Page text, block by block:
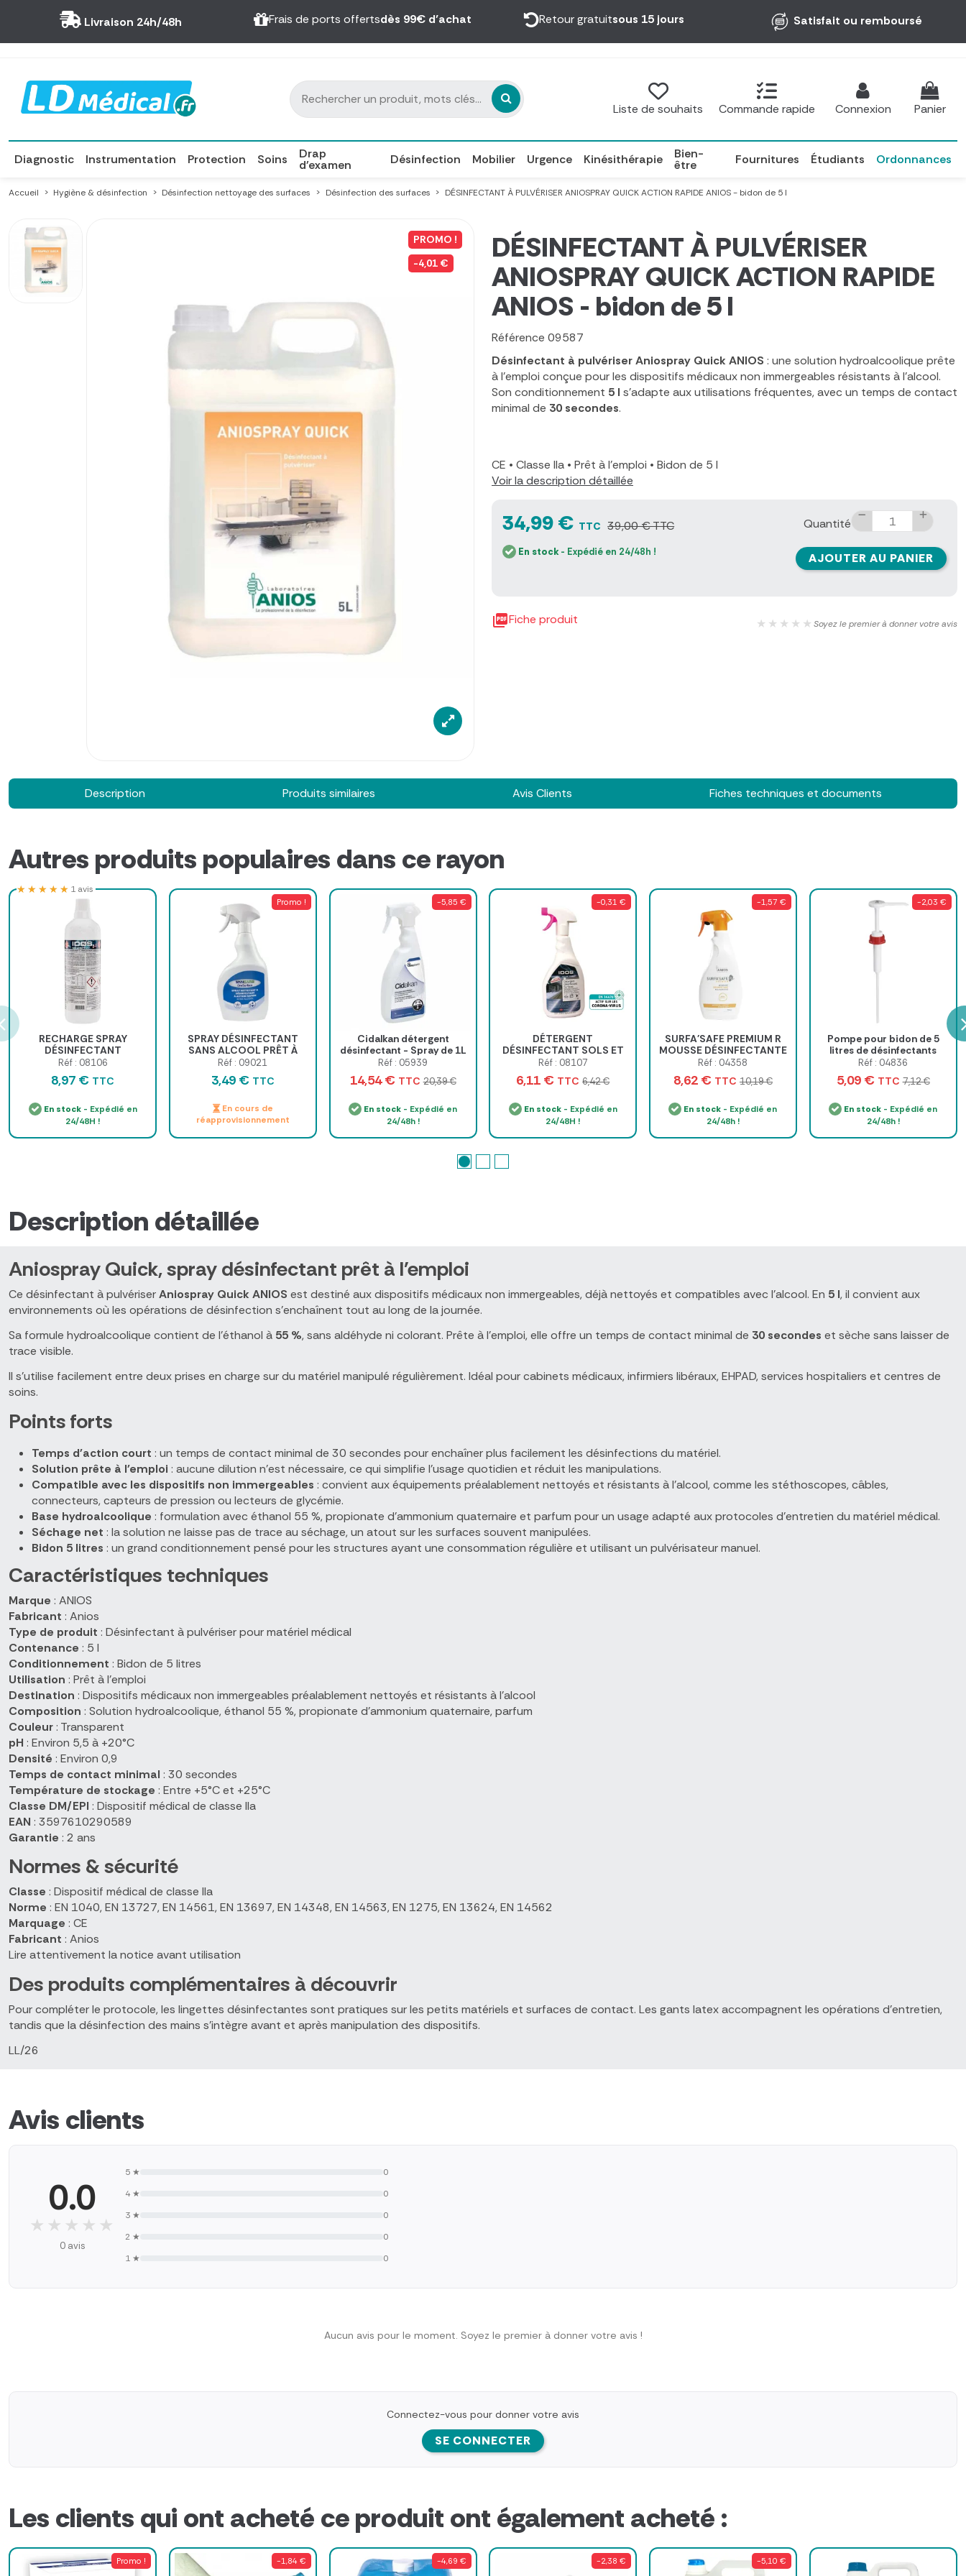
Livraison 24h/48h Frais de ports offertsdès 99€ d’achat Retour gratuitsous 15 jours Satisfait ou remboursé
Liste de souhaits Commande rapide Connexion Panier
Diagnostic Instrumentation Protection Soins Drap
d'examen Désinfection Mobilier Urgence Kinésithérapie Bien-
être Fournitures Étudiants Ordonnances
Accueil Hygiène & désinfection Désinfection nettoyage des surfaces Désinfection des surfaces DÉSINFECTANT À PULVÉRISER ANIOSPRAY QUICK ACTION RAPIDE ANIOS - bidon de 5 l
PROMO !
-4,01 €
DÉSINFECTANT À PULVÉRISER
ANIOSPRAY QUICK ACTION RAPIDE
ANIOS - bidon de 5 l
Référence 09587
Désinfectant à pulvériser Aniospray Quick ANIOS : une solution hydroalcoolique prête
à l'emploi conçue pour les dispositifs médicaux non immergeables résistants à l'alcool.
Son conditionnement 5 l s'adapte aux utilisations fréquentes, avec un temps de contact
minimal de 30 secondes.
CE • Classe IIa • Prêt à l'emploi • Bidon de 5 l
Voir la description détaillée
34,99 € TTC 39,00 € TTC
En stock- Expédié en 24/48h !
Quantité
AJOUTER AU PANIER
Fiche produit ★★★★★ Soyez le premier à donner votre avis
Description Produits similaires Avis Clients Fiches techniques et documents
Autres produits populaires dans ce rayon
RECHARGE SPRAY
DÉSINFECTANT
MEDISPRAY PRÊT À
L'EMPLOI - 1 l
Réf : 08106
★★★★★
★★★★★ 1 avis
8,97 € TTC
En stock- Expédié en
24/48H !
Promo !
SPRAY DÉSINFECTANT
SANS ALCOOL PRÊT À
L'EMPLOI - 750 ml
Réf : 09021
3,49 € TTC
En cours de
réapprovisionnement
-5,85 €
Cidalkan détergent
désinfectant - Spray de 1L
Réf : 05939
14,54 € TTC 20,39 €
En stock - Expédié en
24/48h !
-0,31 €
DÉTERGENT
DÉSINFECTANT SOLS ET
SURFACES PRÊT À
L'EMPLOI IDOS - 750 ml
Réf : 08107
6,11 € TTC 6,42 €
En stock- Expédié en
24/48H !
-1,57 €
SURFA'SAFE PREMIUM R
MOUSSE DÉSINFECTANTE
SURFACES ANIOS - flacon
de 750 ml
Réf : 04358
8,62 € TTC 10,19 €
En stock - Expédié en
24/48h !
-2,03 €
Pompe pour bidon de 5
litres de désinfectants
Anios
Réf : 04836
5,09 € TTC 7,12 €
En stock - Expédié en
24/48h !
Description détaillée
Aniospray Quick, spray désinfectant prêt à l'emploi
Ce désinfectant à pulvériserAniospray Quick ANIOS est destiné aux dispositifs médicaux non immergeables, déjà nettoyés et compatibles avec l'alcool. En 5 l, il convient aux
environnements où les opérations de désinfection s'enchaînent tout au long de la journée.
Sa formule hydroalcoolique contient de l'éthanol à 55 %, sans aldéhyde ni colorant. Prête à l'emploi, elle offre un temps de contact minimal de 30 secondes et sèche sans laisser de
trace visible.
Il s'utilise facilement entre deux prises en charge sur du matériel manipulé régulièrement. Idéal pour cabinets médicaux, infirmiers libéraux, EHPAD, services hospitaliers et centres de
soins.
Points forts
Temps d'action court : un temps de contact minimal de 30 secondes pour enchaîner plus facilement les désinfections du matériel.
Solution prête à l'emploi : aucune dilution n'est nécessaire, ce qui simplifie l'usage quotidien et réduit les manipulations.
Compatible avec les dispositifs non immergeables : convient aux équipements préalablement nettoyés et résistants à l'alcool, comme les stéthoscopes, câbles,
connecteurs, capteurs de pression ou lecteurs de glycémie.
Base hydroalcoolique : formulation avec éthanol 55 %, propionate d'ammonium quaternaire et parfum pour un usage adapté aux protocoles d'entretien du matériel médical.
Séchage net : la solution ne laisse pas de trace au séchage, un atout sur les surfaces souvent manipulées.
Bidon 5 litres : un grand conditionnement pensé pour les structures ayant une consommation régulière et utilisant un pulvérisateur manuel.
Caractéristiques techniques
Marque : ANIOS
Fabricant : Anios
Type de produit : Désinfectant à pulvériser pour matériel médical
Contenance : 5 l
Conditionnement : Bidon de 5 litres
Utilisation : Prêt à l'emploi
Destination : Dispositifs médicaux non immergeables préalablement nettoyés et résistants à l'alcool
Composition : Solution hydroalcoolique, éthanol 55 %, propionate d'ammonium quaternaire, parfum
Couleur : Transparent
pH : Environ 5,5 à +20°C
Densité : Environ 0,9
Temps de contact minimal : 30 secondes
Température de stockage : Entre +5°C et +25°C
Classe DM/EPI : Dispositif médical de classe IIa
EAN : 3597610290589
Garantie : 2 ans
Normes & sécurité
Classe : Dispositif médical de classe IIa
Norme : EN 1040, EN 13727, EN 14561, EN 13697, EN 14348, EN 14563, EN 1275, EN 13624, EN 14562
Marquage : CE
Fabricant : Anios
Lire attentivement la notice avant utilisation
Des produits complémentaires à découvrir
Pour compléter le protocole, les lingettes désinfectantes sont pratiques sur les petits matériels et surfaces de contact. Les gants latex accompagnent les opérations d'entretien,
tandis que la désinfection des mains s'intègre avant et après manipulation des dispositifs.
LL/26
Avis clients
0.0
★★★★★
★★★★★
0 avis
5 ★
0
4 ★
0
3 ★
0
2 ★
0
1 ★
0
Aucun avis pour le moment. Soyez le premier à donner votre avis !
Connectez-vous pour donner votre avis
SE CONNECTER
Les clients qui ont acheté ce produit ont également acheté :
Promo ! -1,84 € -4,69 € -2,38 € -5,10 €
Panneau de gestion des cookies